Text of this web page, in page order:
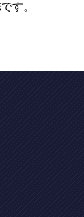
す。